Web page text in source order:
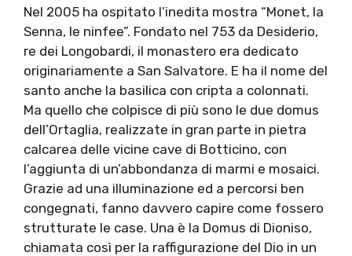
Nel 2005 ha ospitato l’inedita mostra “Monet, la
Senna, le ninfee”. Fondato nel 753 da Desiderio,
re dei Longobardi, il monastero era dedicato
originariamente a San Salvatore. E ha il nome del
santo anche la basilica con cripta a colonnati.
Ma quello che colpisce di più sono le due domus
dell’Ortaglia, realizzate in gran parte in pietra
calcarea delle vicine cave di Botticino, con
l’aggiunta di un’abbondanza di marmi e mosaici.
Grazie ad una illuminazione ed a percorsi ben
congegnati, fanno davvero capire come fossero
strutturate le case. Una è la Domus di Dioniso,
chiamata così per la raffigurazione del Dio in un